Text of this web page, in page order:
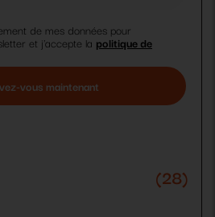
de mes données pour
et j'accepte la politique de
(28)